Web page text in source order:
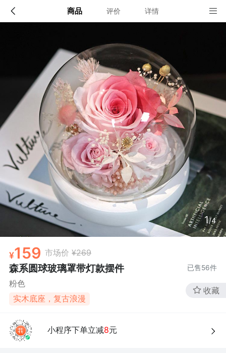
商品 评价 详情
1/4
159 市场价 ¥269
森系圆球玻璃罩带灯款摆件 已售56件
粉色
实木底座，复古浪漫
收藏
小程序下单立减8元
配送说明
店铺信息
该地区暂无配送门店
确定